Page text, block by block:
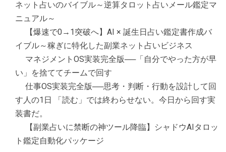
ネット占いのバイブル～逆算タロット占いメール鑑定マ
ニュアル～
【爆速で0→1突破へ】AI × 誕生日占い鑑定書作成バ
イブル～稼ぎに特化した副業ネット占いビジネス
マネジメントOS実装完全版──「自分でやった方が早
い」を捨ててチームで回す
仕事OS実装完全版──思考・判断・行動を設計して回
す人の1日 「読む」では終わらせない。今日から回す実
装書だ。
【副業占いに禁断の神ツール降臨】シャドウAIタロッ
ト鑑定自動化パッケージ